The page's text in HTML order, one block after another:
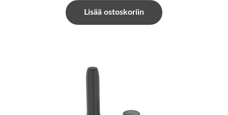
Lisää ostoskoriin